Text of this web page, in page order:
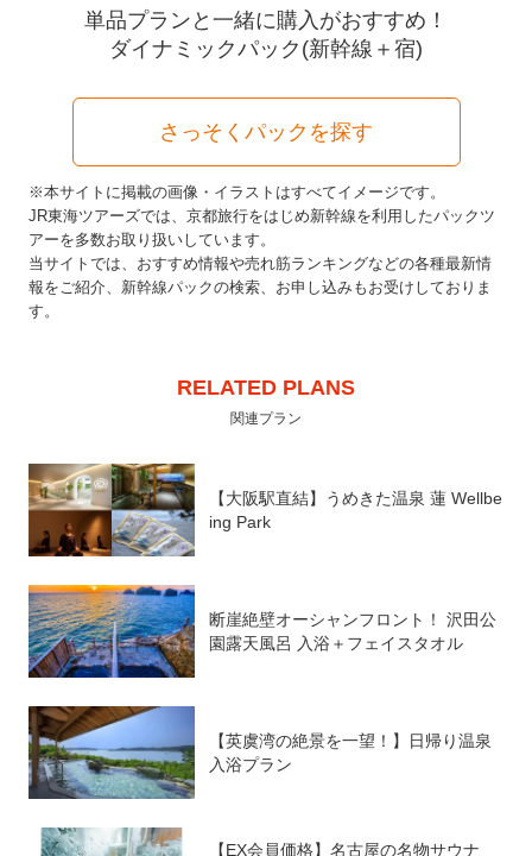
【販売終了】【Ｓ席で鑑賞】
記念品付！ブロードウェイミ
ュージカル『シカゴ』
READ MORE
単品プランと一緒に購入がおすすめ！
ダイナミックパック(新幹線＋宿)
さっそくパックを探す
※本サイトに掲載の画像・イラストはすべてイメージです。
JR東海ツアーズでは、京都旅行をはじめ新幹線を利用したパックツ
アーを多数お取り扱いしています。
当サイトでは、おすすめ情報や売れ筋ランキングなどの各種最新情
報をご紹介、新幹線パックの検索、お申し込みもお受けしておりま
す。
RELATED PLANS
関連プラン
【大阪駅直結】うめきた温泉 蓮 Wellbe
ing Park
断崖絶壁オーシャンフロント！ 沢田公
園露天風呂 入浴＋フェイスタオル
【英虞湾の絶景を一望！】日帰り温泉
入浴プラン
【EX会員価格】名古屋の名物サウナ
※本サイトに掲載の画像・イラストはすべてイメージです。
人気の新幹線パック
旅の目的・特集から探す
季節から探す
ホテルの特徴から探す
人気の新幹線区間
公式SNS・観光情報
サイトマップ